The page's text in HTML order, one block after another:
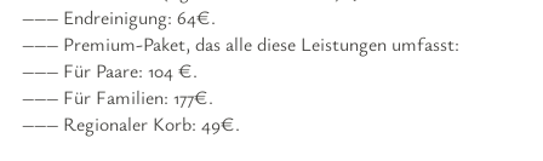
Endreinigung: 64€.
Premium-Paket, das alle diese Leistungen umfasst:
Für Paare: 104 €.
Für Familien: 177€.
Regionaler Korb: 49€.